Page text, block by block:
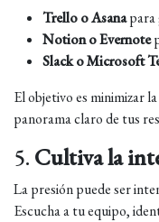
Trello o Asanapara
Notion o Evernote
Slack o Microsoft
El objetivo es minimizar
panorama claro de tus
5. Cultiva la
La presión puede ser
Escucha a tu equipo,